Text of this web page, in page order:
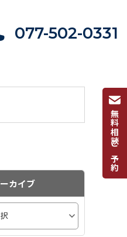
077-502-0331
無料相談ご予約
カイブ